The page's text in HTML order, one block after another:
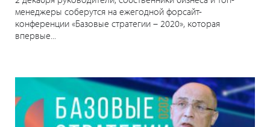
менеджеры соберутся на ежегодной форсайт-
конференции «Базовые стратегии – 2020», которая
впервые...